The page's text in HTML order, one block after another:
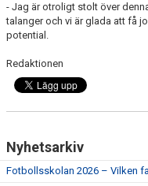
RÅGSVEDS IF I MEDIA
FONDER
- Jag är otroligt stolt över
talanger och vi är glada att få
potential.
Redaktionen
Nyhetsarkiv
Fotbollsskolan 2026 – Vilken